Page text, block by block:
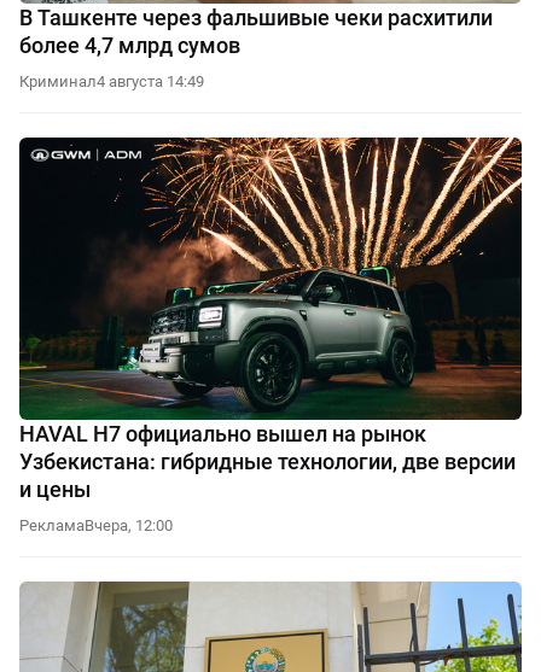
В Ташкенте через фальшивые чеки расхитили
более 4,7 млрд сумов
Криминал4 августа 14:49
HAVAL H7 официально вышел на рынок
Узбекистана: гибридные технологии, две версии
и цены
РекламаВчера, 12:00